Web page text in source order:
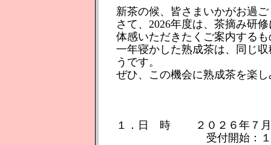
新茶の候、皆さまいかがお過
さて、2026年度は、茶摘み研
体感いただきたくご案内する
一年寝かした熟成茶は、同じ
うです。
ぜひ、この機会に熟成茶を楽
１．日 時 ２０２６年７
受付開始：１３